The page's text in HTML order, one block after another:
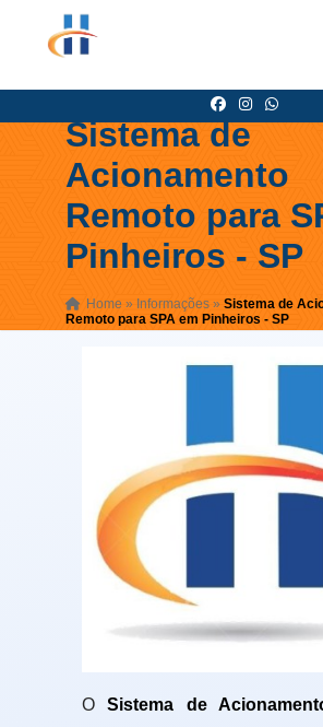
Sistema de
Acionamento
Remoto para
Pinheiros - SP
Home » Informações » Sistema de
Remoto para SPA em Pinheiros - SP
OSistema de